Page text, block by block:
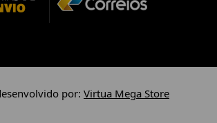
por: Virtua Mega Store